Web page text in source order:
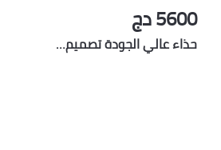
5600 دج
حذاء عالي الجودة تصميم…